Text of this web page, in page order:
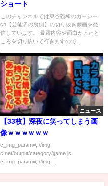
ショート
このチャンネルでは東谷義和のガーシー
ch【芸能界の裏側】の切り抜き動画を発
信しています。 暴露内容や面白かったと
ころを切り抜いて行きますので...
ニュース
【33枚】深夜に笑ってしまう画
像ｗｗｗｗｗｗ
c_img_param=; //img-
c.net/output/category/game.js
c_img_param=; //img-...